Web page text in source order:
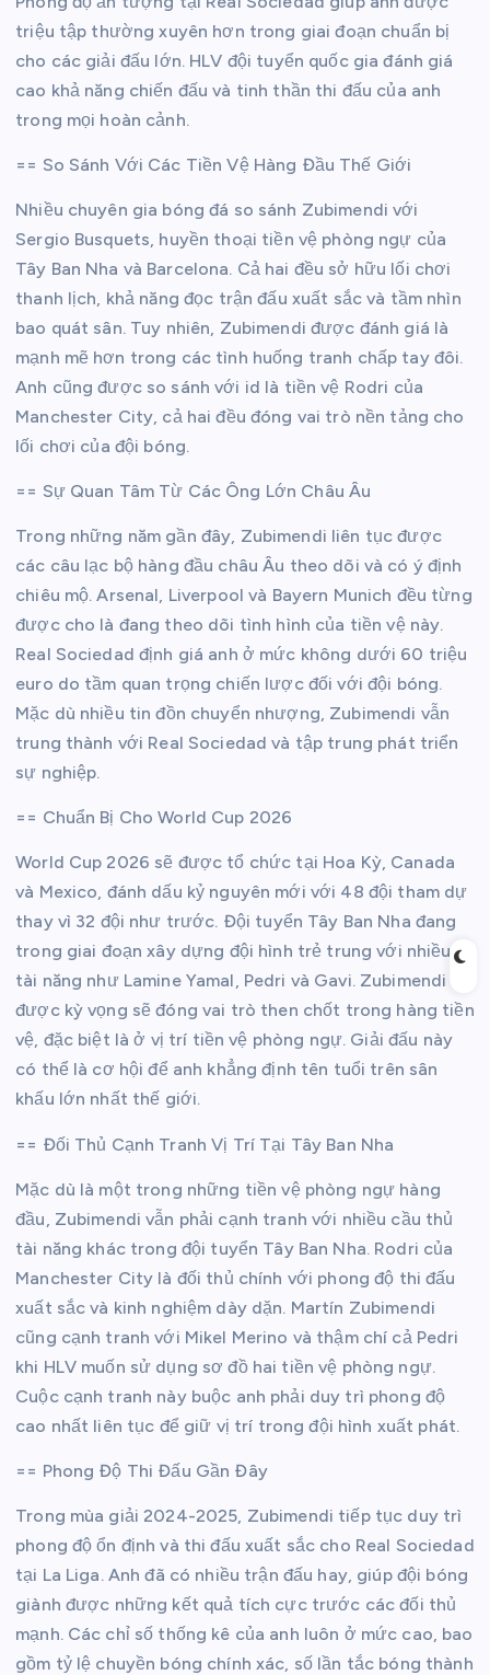
triệu tập thường xuyên hơn trong giai đoạn chuẩn bị
cho các giải đấu lớn. HLV đội tuyển quốc gia đánh giá
cao khả năng chiến đấu và tinh thần thi đấu của anh
trong mọi hoàn cảnh.
== So Sánh Với Các Tiền Vệ Hàng Đầu Thế Giới
Nhiều chuyên gia bóng đá so sánh Zubimendi với
Sergio Busquets, huyền thoại tiền vệ phòng ngự của
Tây Ban Nha và Barcelona. Cả hai đều sở hữu lối chơi
thanh lịch, khả năng đọc trận đấu xuất sắc và tầm nhìn
bao quát sân. Tuy nhiên, Zubimendi được đánh giá là
mạnh mẽ hơn trong các tình huống tranh chấp tay đôi.
Anh cũng được so sánh với id là tiền vệ Rodri của
Manchester City, cả hai đều đóng vai trò nền tảng cho
lối chơi của đội bóng.
== Sự Quan Tâm Từ Các Ông Lớn Châu Âu
Trong những năm gần đây, Zubimendi liên tục được
các câu lạc bộ hàng đầu châu Âu theo dõi và có ý định
chiêu mộ. Arsenal, Liverpool và Bayern Munich đều từng
được cho là đang theo dõi tình hình của tiền vệ này.
Real Sociedad định giá anh ở mức không dưới 60 triệu
euro do tầm quan trọng chiến lược đối với đội bóng.
Mặc dù nhiều tin đồn chuyển nhượng, Zubimendi vẫn
trung thành với Real Sociedad và tập trung phát triển
sự nghiệp.
== Chuẩn Bị Cho World Cup 2026
World Cup 2026 sẽ được tổ chức tại Hoa Kỳ, Canada
và Mexico, đánh dấu kỷ nguyên mới với 48 đội tham dự
thay vì 32 đội như trước. Đội tuyển Tây Ban Nha đang
trong giai đoạn xây dựng đội hình trẻ trung với nhiều
tài năng như Lamine Yamal, Pedri và Gavi. Zubimendi
được kỳ vọng sẽ đóng vai trò then chốt trong hàng tiền
vệ, đặc biệt là ở vị trí tiền vệ phòng ngự. Giải đấu này
có thể là cơ hội để anh khẳng định tên tuổi trên sân
khấu lớn nhất thế giới.
== Đối Thủ Cạnh Tranh Vị Trí Tại Tây Ban Nha
Mặc dù là một trong những tiền vệ phòng ngự hàng
đầu, Zubimendi vẫn phải cạnh tranh với nhiều cầu thủ
tài năng khác trong đội tuyển Tây Ban Nha. Rodri của
Manchester City là đối thủ chính với phong độ thi đấu
xuất sắc và kinh nghiệm dày dặn. Martín Zubimendi
cũng cạnh tranh với Mikel Merino và thậm chí cả Pedri
khi HLV muốn sử dụng sơ đồ hai tiền vệ phòng ngự.
Cuộc cạnh tranh này buộc anh phải duy trì phong độ
cao nhất liên tục để giữ vị trí trong đội hình xuất phát.
== Phong Độ Thi Đấu Gần Đây
Trong mùa giải 2024-2025, Zubimendi tiếp tục duy trì
phong độ ổn định và thi đấu xuất sắc cho Real Sociedad
tại La Liga. Anh đã có nhiều trận đấu hay, giúp đội bóng
giành được những kết quả tích cực trước các đối thủ
mạnh. Các chỉ số thống kê của anh luôn ở mức cao, bao
gồm tỷ lệ chuyền bóng chính xác, số lần tắc bóng thành